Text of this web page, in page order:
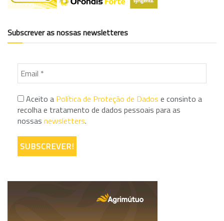
Subscrever as nossas newsletteres
Aceito a Política de Proteção de Dados e consinto a
recolha e tratamento de dados pessoais para as
nossas newsletters.